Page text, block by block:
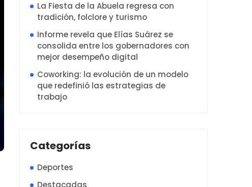
La Fiesta de la Abuela regresa con
tradición, folclore y turismo
Informe revela que Elías Suárez se
consolida entre los gobernadores con
mejor desempeño digital
Coworking: la evolución de un modelo
que redefinió las estrategias de
trabajo
Categorías
Deportes
Destacadas